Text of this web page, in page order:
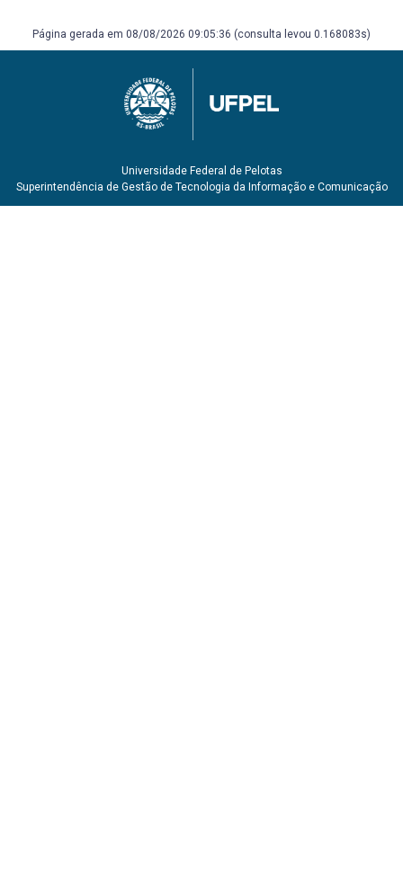
Página gerada em 08/08/2026 09:05:36 (consulta levou 0.168083s)
Universidade Federal de Pelotas
Superintendência de Gestão de Tecnologia da Informação e Comunicação